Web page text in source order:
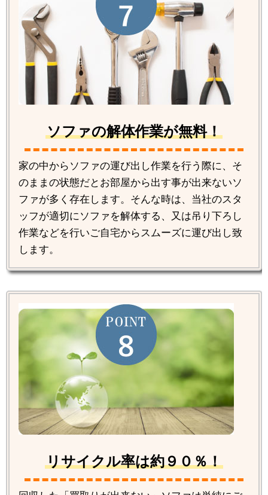
ソファの解体作業が無料！
家の中からソファの運び出し作業を行う際に、そ
のままの状態だとお部屋から出す事が出来ないソ
ファが多く存在します。そんな時は、当社のスタ
ッフが適切にソファを解体する、又は吊り下ろし
作業などを行いご自宅からスムーズに運び出し致
します。
リサイクル率は約９０％！